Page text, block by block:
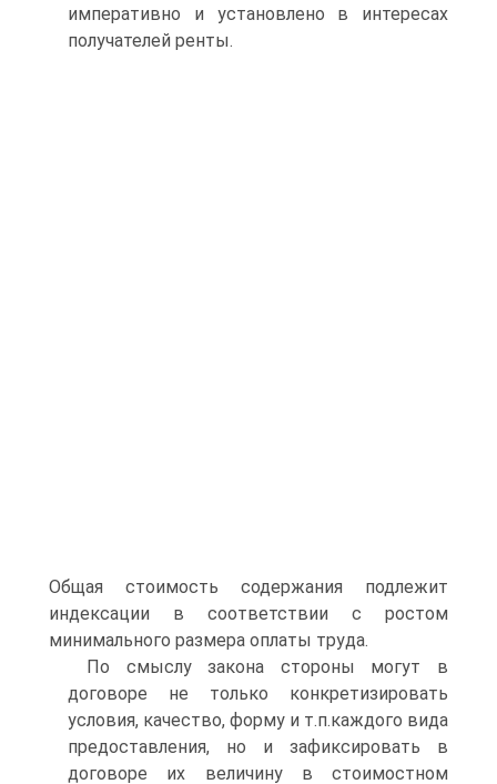
императивно и установлено в интересах
получателей ренты.
Общая стоимость содержания подлежит
индексации в соответствии с ростом
минимального размера оплаты труда.
По смыслу закона стороны могут в
договоре не только конкретизировать
условия, качество, форму и т.п.каждого вида
предоставления, но и зафиксировать в
договоре их величину в стоимостном